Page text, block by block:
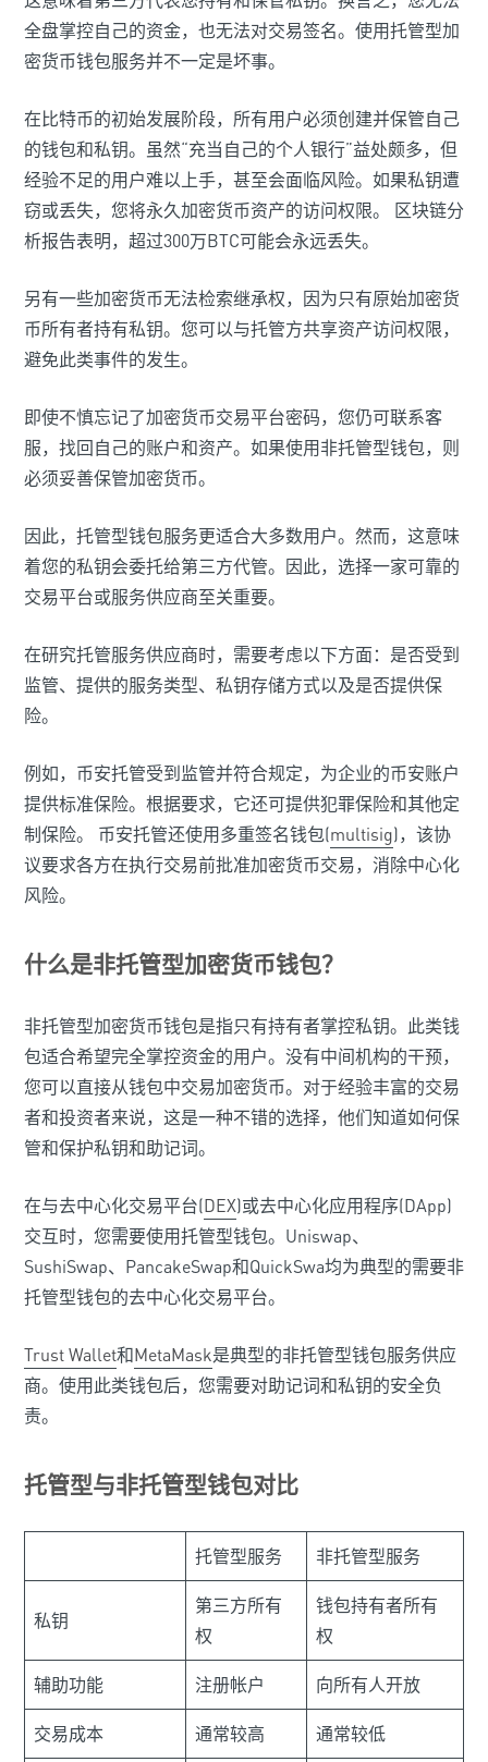
全盘掌控自己的资金，也无法对交易签名。使用托管型加
密货币钱包服务并不一定是坏事。
在比特币的初始发展阶段，所有用户必须创建并保管自己
的钱包和私钥。虽然“充当自己的个人银行”益处颇多，但
经验不足的用户难以上手，甚至会面临风险。如果私钥遭
窃或丢失，您将永久加密货币资产的访问权限。 区块链分
析报告表明，超过300万BTC可能会永远丢失。
另有一些加密货币无法检索继承权，因为只有原始加密货
币所有者持有私钥。您可以与托管方共享资产访问权限，
避免此类事件的发生。
即使不慎忘记了加密货币交易平台密码，您仍可联系客
服，找回自己的账户和资产。如果使用非托管型钱包，则
必须妥善保管加密货币。
因此，托管型钱包服务更适合大多数用户。然而，这意味
着您的私钥会委托给第三方代管。因此，选择一家可靠的
交易平台或服务供应商至关重要。
在研究托管服务供应商时，需要考虑以下方面：是否受到
监管、提供的服务类型、私钥存储方式以及是否提供保
险。
例如，币安托管受到监管并符合规定，为企业的币安账户
提供标准保险。根据要求，它还可提供犯罪保险和其他定
制保险。 币安托管还使用多重签名钱包(multisig)，该协
议要求各方在执行交易前批准加密货币交易，消除中心化
风险。
什么是非托管型加密货币钱包？
非托管型加密货币钱包是指只有持有者掌控私钥。此类钱
包适合希望完全掌控资金的用户。没有中间机构的干预，
您可以直接从钱包中交易加密货币。对于经验丰富的交易
者和投资者来说，这是一种不错的选择，他们知道如何保
管和保护私钥和助记词。
在与去中心化交易平台(DEX)或去中心化应用程序(DApp)
交互时，您需要使用托管型钱包。Uniswap、
SushiSwap、PancakeSwap和QuickSwa均为典型的需要非
托管型钱包的去中心化交易平台。
Trust Wallet和MetaMask是典型的非托管型钱包服务供应
商。使用此类钱包后，您需要对助记词和私钥的安全负
责。
托管型与非托管型钱包对比
托管型服务 非托管型服务
私钥
第三方所有
权
钱包持有者所有
权
辅助功能 注册帐户 向所有人开放
交易成本 通常较高 通常较低